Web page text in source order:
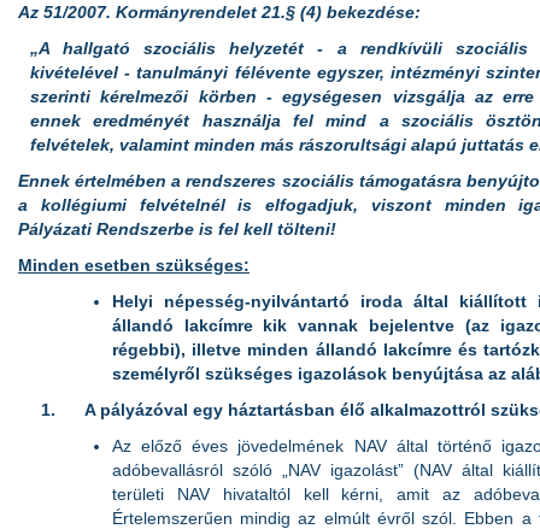
Az 51/2007. Kormányrendelet 21.§ (4) bekezdése:
„A hallgató szociális helyzetét - a rendkívüli szociális
kivételével - tanulmányi félévente egyszer, intézményi
szerinti kérelmezői körben - egységesen vizsgálja az
ennek eredményét használja fel mind a szociális
felvételek, valamint minden más rászorultsági alapú juttatás
Ennek értelmében a rendszeres szociális támogatásra
a kollégiumi felvételnél is elfogadjuk, viszont minden
Pályázati Rendszerbe is fel kell tölteni!
Minden esetben szükséges:
Helyi népesség-nyilvántartó iroda által kiállított
állandó lakcímre kik vannak bejelentve (az
régebbi), illetve minden állandó lakcímre és
személyről szükséges igazolások benyújtása az
1. A pályázóval egy háztartásban élő alkalmazottról
Az előző éves jövedelmének NAV által történő
adóbevallásról szóló „NAV igazolást” (NAV által
területi NAV hivataltól kell kérni, amit az
Értelemszerűen mindig az elmúlt évről szól. Ebben